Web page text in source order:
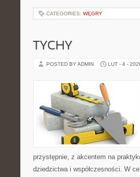
CATEGORIES: WĘGRY
TYCHY
POSTED BY ADMIN LUT - 4 -
przystępnie, z akcentem na
dziedzictwa i współczesności. W